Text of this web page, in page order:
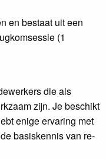
en bestaat uit een
(1
die als
zijn. Je beschikt
enige ervaring met
basiskennis van re-